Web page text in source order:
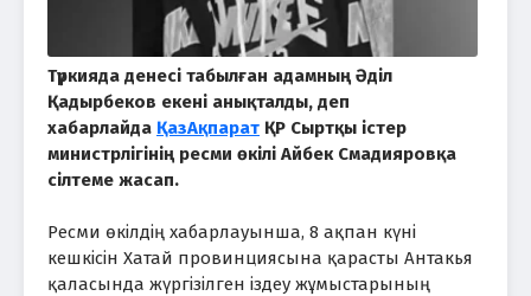
Түркияда денесі табылған адамның Әділ
Қадырбеков екені анықталды, деп
хабарлайда ҚазАқпарат ҚР Сыртқы істер
министрлігінің ресми өкілі Айбек Смадияровқа
сілтеме жасап.
Ресми өкілдің хабарлауынша, 8 ақпан күні
кешкісін Хатай провинциясына қарасты Антакья
қаласында жүргізілген іздеу жұмыстарының